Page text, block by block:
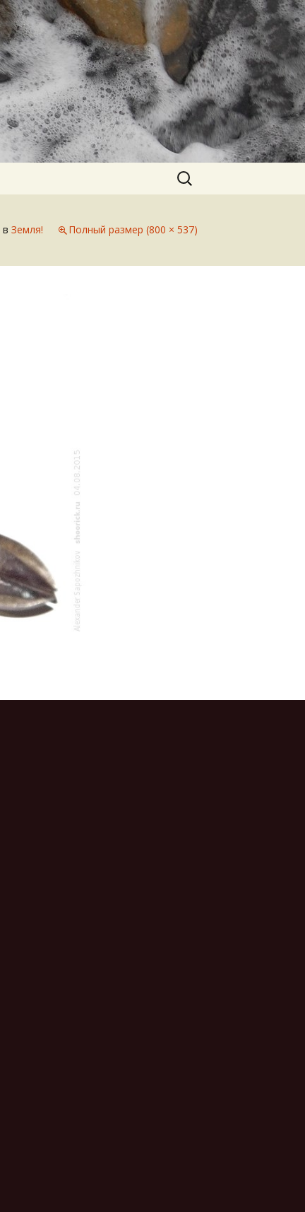
Найти:
в Земля! Полный размер (800 × 537)